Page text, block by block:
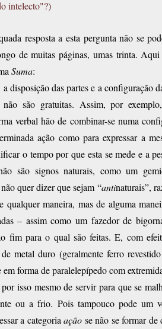
intelecto"?)
resposta a esta pergunta não se
de muitas páginas, umas trinta. Aqui
Suma:
disposição das partes e a configuração
não são gratuitas. Assim, por
verbal hão de combinar-se numa
ação como para expressar a
o tempo por que esta se mede e a
são signos naturais, como um
quer dizer que sejam “antinaturais”,
qualquer maneira, mas de alguma
– assim como um fazedor de
fim para o qual são feitas. E, com
metal duro (geralmente ferro
forma de paralelepípedo com
isso mesmo de servir para que se
ou a frio. Pois tampouco pode um
a categoriaação se não se formar